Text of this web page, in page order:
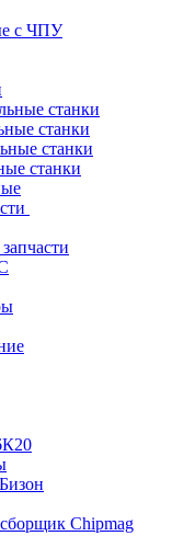
с ЧПУ
станки
станки
станки
станки
Chipmag